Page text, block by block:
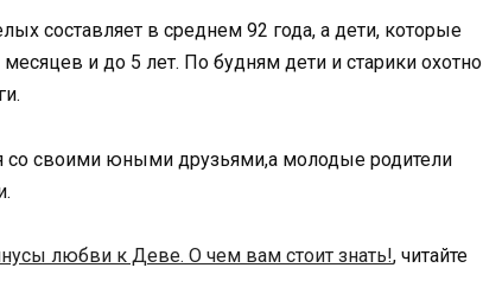
составляет в среднем 92 года, а дети, которые
и до 5 лет. По будням дети и старики охотно
со своими юными друзьями,а молодые родители
любви к Деве. О чем вам стоит знать!, читайте